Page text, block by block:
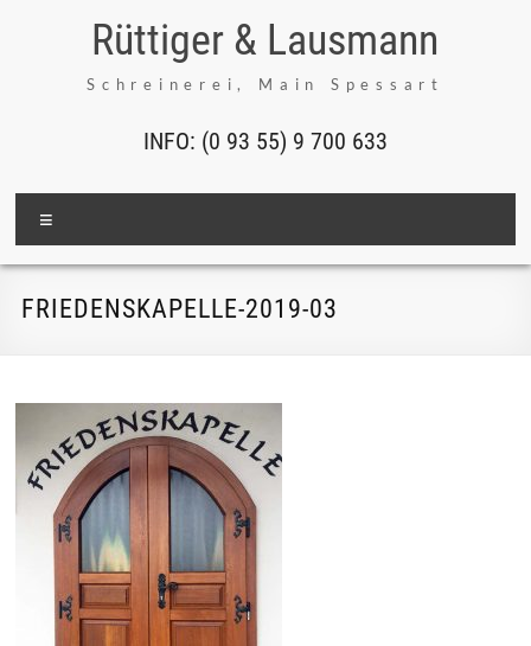
Rüttiger & Lausmann
Schreinerei, Main Spessart
INFO: (0 93 55) 9 700 633
FRIEDENSKAPELLE-2019-03